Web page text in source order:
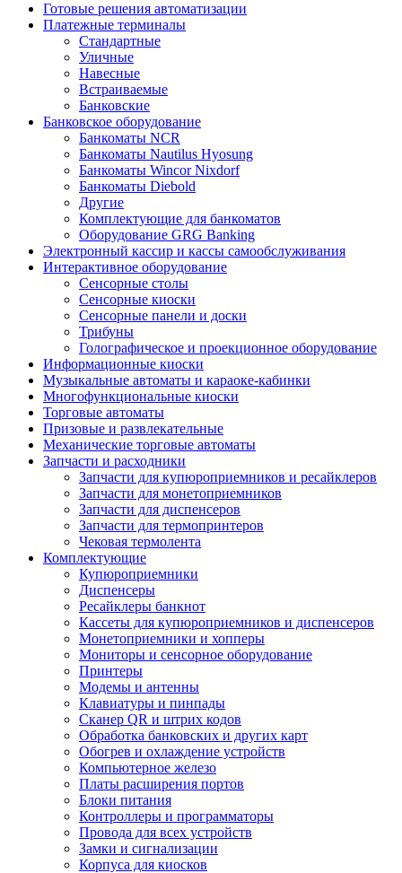
Готовые решения автоматизации
Платежные терминалы
Стандартные
Уличные
Навесные
Встраиваемые
Банковские
Банковское оборудование
Банкоматы NCR
Банкоматы Nautilus Hyosung
Банкоматы Wincor Nixdorf
Банкоматы Diebold
Другие
Комплектующие для банкоматов
Оборудование GRG Banking
Электронный кассир и кассы самообслуживания
Интерактивное оборудование
Сенсорные столы
Сенсорные киоски
Сенсорные панели и доски
Трибуны
Голографическое и проекционное оборудование
Информационные киоски
Музыкальные автоматы и караоке-кабинки
Многофункциональные киоски
Торговые автоматы
Призовые и развлекательные
Механические торговые автоматы
Запчасти и расходники
Запчасти для купюроприемников и ресайклеров
Запчасти для монетоприемников
Запчасти для диспенсеров
Запчасти для термопринтеров
Чековая термолента
Комплектующие
Купюроприемники
Диспенсеры
Ресайклеры банкнот
Кассеты для купюроприемников и диспенсеров
Монетоприемники и хопперы
Мониторы и сенсорное оборудование
Принтеры
Модемы и антенны
Клавиатуры и пинпады
Сканер QR и штрих кодов
Обработка банковских и других карт
Обогрев и охлаждение устройств
Компьютерное железо
Платы расширения портов
Блоки питания
Контроллеры и программаторы
Провода для всех устройств
Замки и сигнализации
Корпуса для киосков